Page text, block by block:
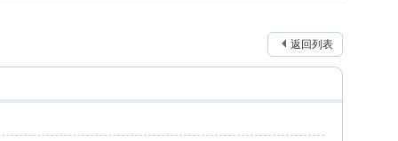
返回列表